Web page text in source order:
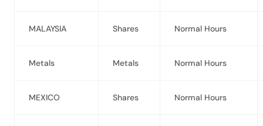
MALAYSIA Shares Normal Hours
Metals Metals Normal Hours
MEXICO Shares Normal Hours